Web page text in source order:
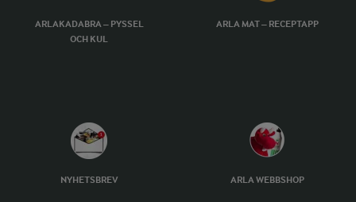
ARLAKADABRA – PYSSEL
OCH KUL
ARLA MAT – RECEPTAPP
NYHETSBREV ARLA WEBBSHOP